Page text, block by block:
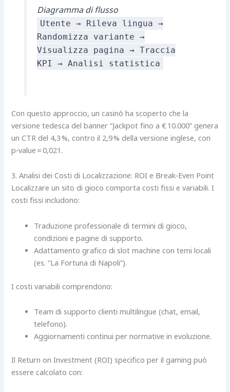
Diagramma di flusso
Utente → Rileva lingua →
Randomizza variante →
Visualizza pagina → Traccia
KPI → Analisi statistica
Con questo approccio, un casinò ha scoperto che la
versione tedesca del banner “Jackpot fino a € 10.000” genera
un CTR del 4,3 %, contro il 2,9 % della versione inglese, con
p‑value = 0,021.
3. Analisi dei Costi di Localizzazione: ROI e Break‑Even Point
Localizzare un sito di gioco comporta costi fissi e variabili. I
costi fissi includono:
Traduzione professionale di termini di gioco,
condizioni e pagine di supporto.
Adattamento grafico di slot machine con temi locali
(es. “La Fortuna di Napoli”).
I costi variabili comprendono:
Team di supporto clienti multilingue (chat, email,
telefono).
Aggiornamenti continui per normative in evoluzione.
Il Return on Investment (ROI) specifico per il gaming può
essere calcolato con: